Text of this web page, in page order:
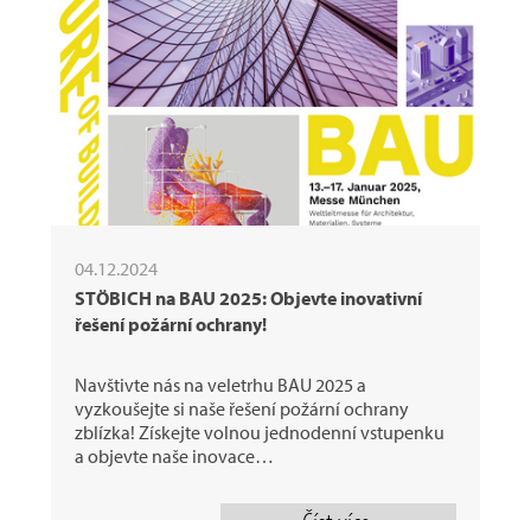
04.12.2024
STÖBICH na BAU 2025: Objevte inovativní
řešení požární ochrany!
Navštivte nás na veletrhu BAU 2025 a
vyzkoušejte si naše řešení požární ochrany
zblízka! Získejte volnou jednodenní vstupenku
a objevte naše inovace…